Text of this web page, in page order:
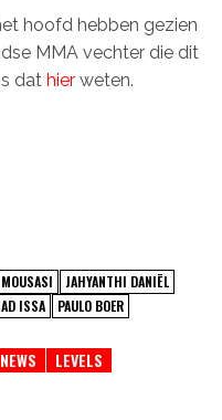
hoofd hebben gezien
MMA vechter die dit
dat hier weten.
MOUSASI
JAHYANTHI DANIËL
ISSA
PAULO BOER
LEVELS